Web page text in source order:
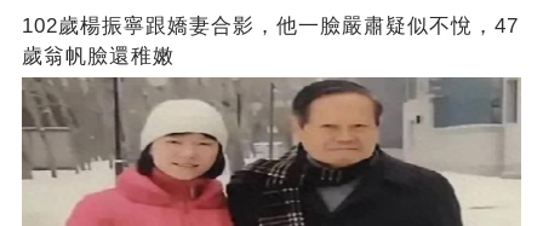
102歲楊振寧跟嬌妻合影，他一臉嚴肅疑似不悅，47
歲翁帆臉還稚嫩